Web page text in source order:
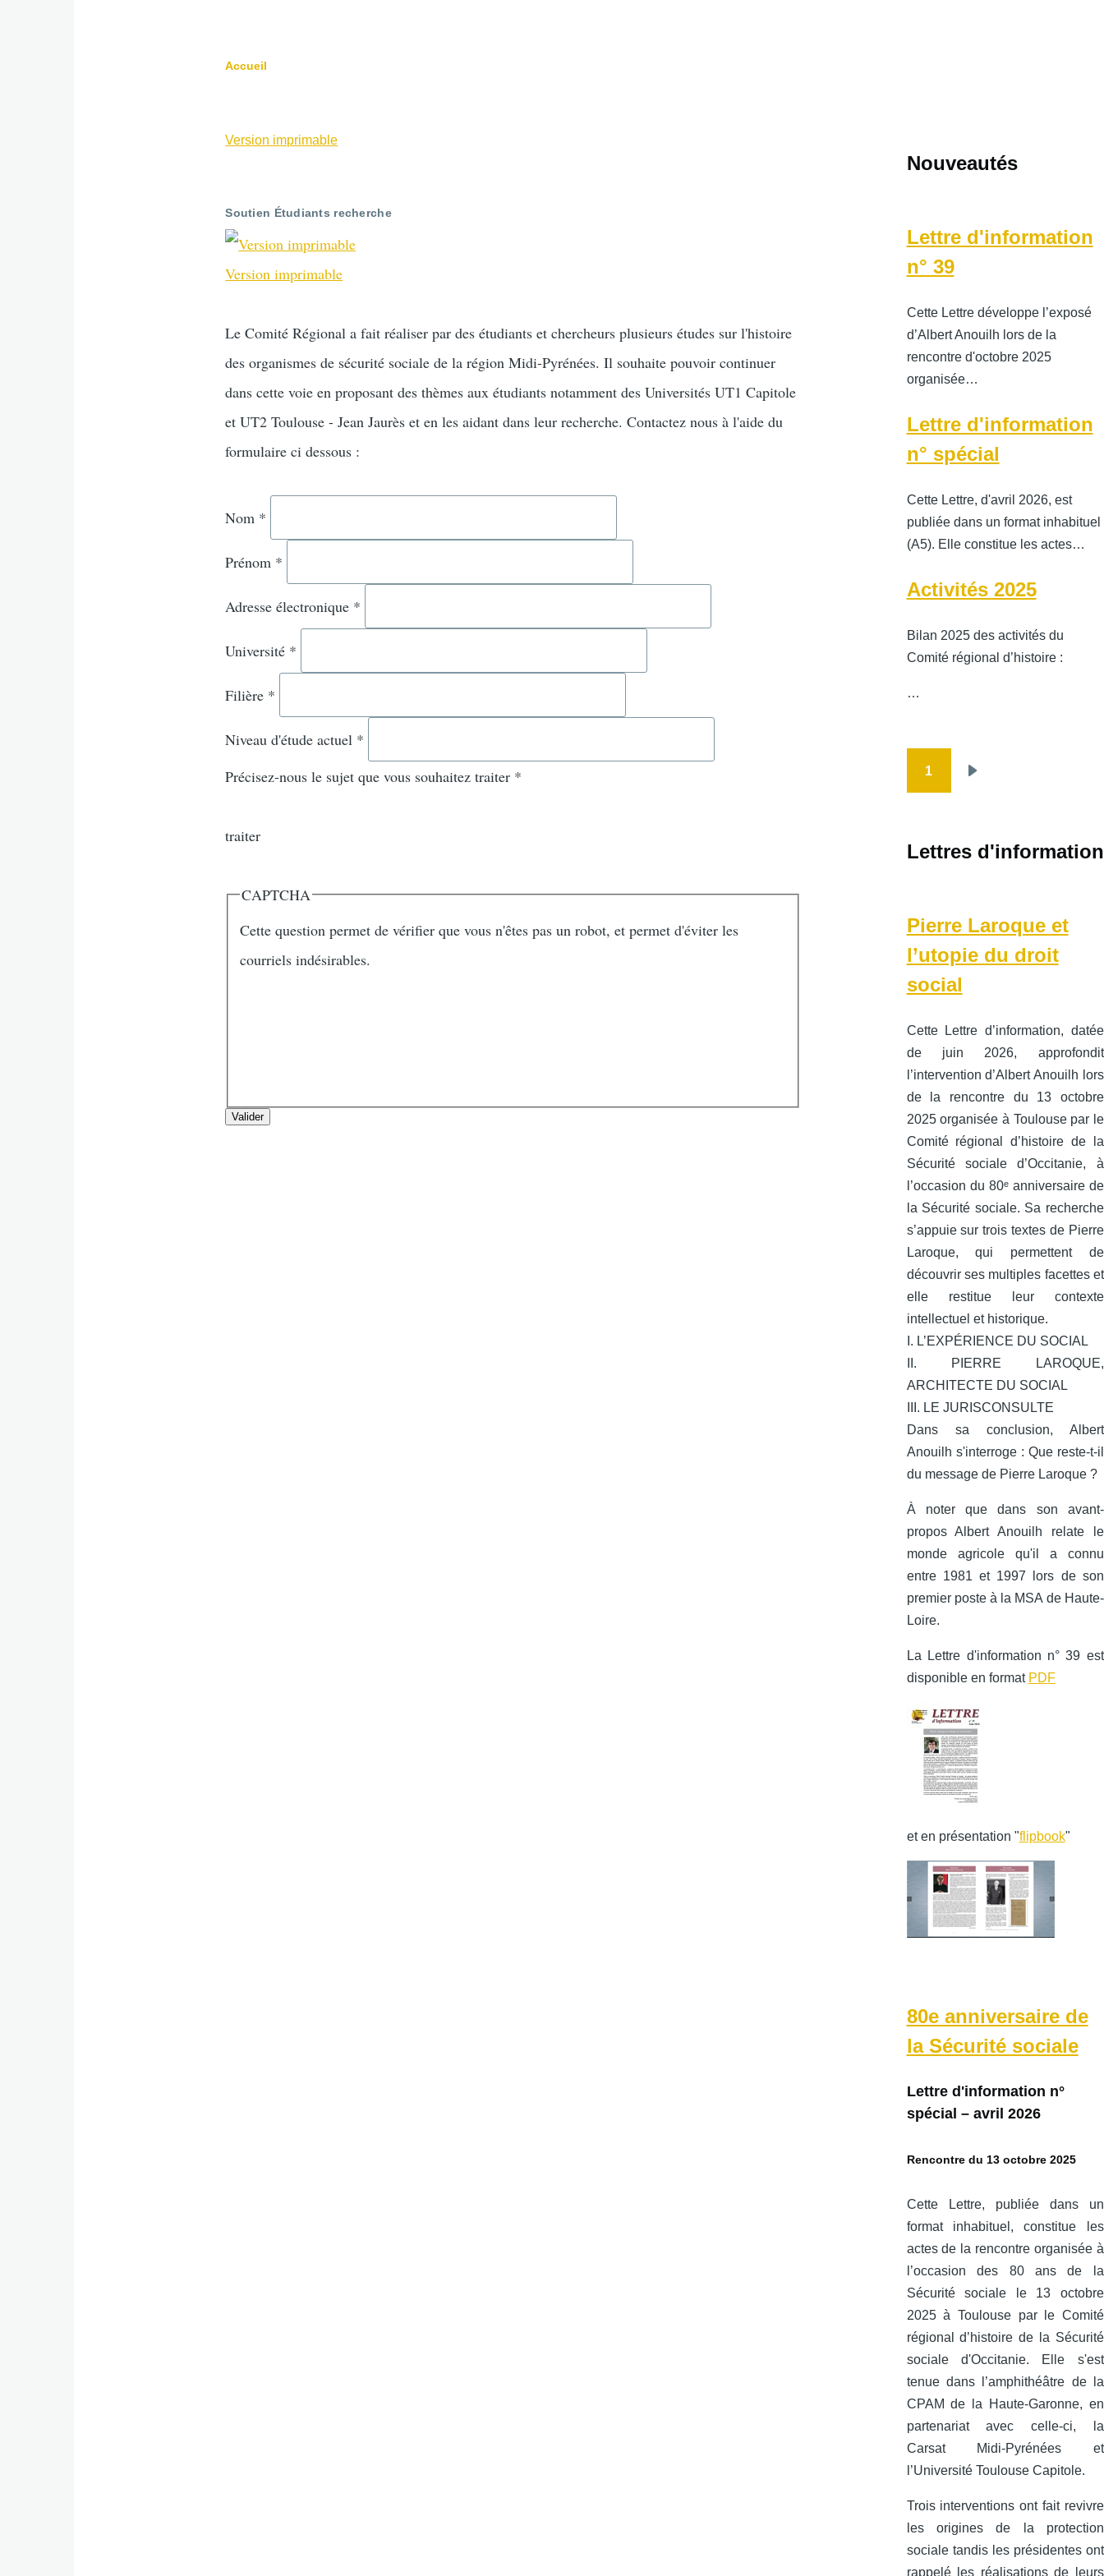
d'Ariane
Accueil
Version imprimable
Soutien Étudiants recherche
Version imprimable
Le Comité Régional a fait réaliser par des étudiants et chercheurs plusieurs études sur l'histoire
des organismes de sécurité sociale de la région Midi-Pyrénées. Il souhaite pouvoir continuer
dans cette voie en proposant des thèmes aux étudiants notamment des Universités UT1 Capitole
et UT2 Toulouse - Jean Jaurès et en les aidant dans leur recherche. Contactez nous à l'aide du
formulaire ci dessous :
Nom *
Prénom *
Adresse électronique *
Université *
Filière *
Niveau d'étude actuel *
Précisez-nous le sujet que vous souhaitez traiter *
traiter
CAPTCHA
Cette question permet de vérifier que vous n'êtes pas un robot, et permet d'éviter les
courriels indésirables.
Nouveautés
Lettre d'information
n° 39
Cette Lettre développe l’exposé
d’Albert Anouilh lors de la
rencontre d'octobre 2025
organisée…
Lettre d'information
n° spécial
Cette Lettre, d'avril 2026, est
publiée dans un format inhabituel
(A5). Elle constitue les actes…
Activités 2025
Bilan 2025 des activités du
Comité régional d’histoire :
…
Pagination
1
Lettres d'information
Pierre Laroque et
l’utopie du droit
social
Cette Lettre d’information, datée
de juin 2026, approfondit
l’intervention d’Albert Anouilh lors
de la rencontre du 13 octobre
2025 organisée à Toulouse par le
Comité régional d’histoire de la
Sécurité sociale d’Occitanie, à
l’occasion du 80ᵉ anniversaire de
la Sécurité sociale. Sa recherche
s’appuie sur trois textes de Pierre
Laroque, qui permettent de
découvrir ses multiples facettes et
elle restitue leur contexte
intellectuel et historique.
I. L’EXPÉRIENCE DU SOCIAL
II. PIERRE LAROQUE,
ARCHITECTE DU SOCIAL
III. LE JURISCONSULTE
Dans sa conclusion, Albert
Anouilh s'interroge : Que reste-t-il
du message de Pierre Laroque ?
À noter que dans son avant-
propos Albert Anouilh relate le
monde agricole qu'il a connu
entre 1981 et 1997 lors de son
premier poste à la MSA de Haute-
Loire.
La Lettre d'information n° 39 est
disponible en format PDF
et en présentation "flipbook"
80e anniversaire de
la Sécurité sociale
Lettre d'information n°
spécial – avril 2026
Rencontre du 13 octobre 2025
Cette Lettre, publiée dans un
format inhabituel, constitue les
actes de la rencontre organisée à
l’occasion des 80 ans de la
Sécurité sociale le 13 octobre
2025 à Toulouse par le Comité
régional d’histoire de la Sécurité
sociale d'Occitanie. Elle s'est
tenue dans l’amphithéâtre de la
CPAM de la Haute-Garonne, en
partenariat avec celle‑ci, la
Carsat Midi‑Pyrénées et
l’Université Toulouse Capitole.
Trois interventions ont fait revivre
les origines de la protection
sociale tandis les présidentes ont
rappelé les réalisations de leurs